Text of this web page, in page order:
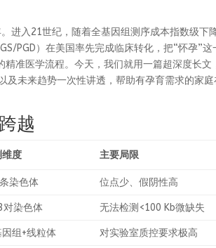
进入21世纪，随着全基因组测序成本指数级下
PGD）在美国率先完成临床转化，把“怀孕”这
准医学流程。今天，我们就用一篇超深度长文
及未来趋势一次性讲透，帮助有孕育需求的家
越
维度 主要局限
染色体 位点少、假阴性高
对染色体 无法检测<100 Kb微缺失
组+线粒体 对实验室质控要求极高